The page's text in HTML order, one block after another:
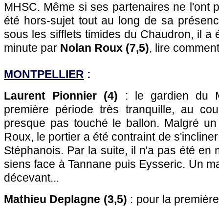
MHSC. Même si ses partenaires ne l'ont
été hors-sujet tout au long de sa
sous les sifflets timides du Chaudron, il a
minute par Nolan Roux (7,5), lire
MONTPELLIER :
Laurent Pionnier (4) : le gardien du
première période très tranquille, au
presque pas touché le ballon. Malgré
Roux, le portier a été contraint de
Stéphanois. Par la suite, il n'a pas été en
siens face à Tannane puis Eysseric. Un
décevant...
Mathieu Deplagne (3,5) : pour la